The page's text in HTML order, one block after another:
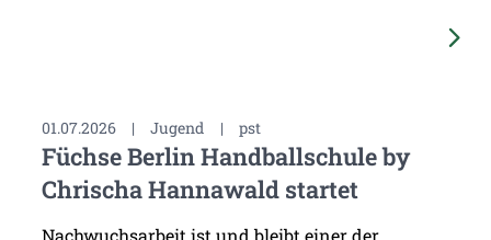
01.07.2026 | Jugend | pst
Füchse Berlin Handballschule by
Chrischa Hannawald startet
Nachwuchsarbeit ist und bleibt einer der